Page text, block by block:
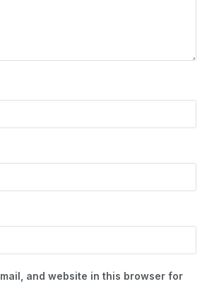
and website in this browser for